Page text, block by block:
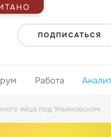
ПОДПИСАТЬСЯ
Работа
яйца под Ульяновском